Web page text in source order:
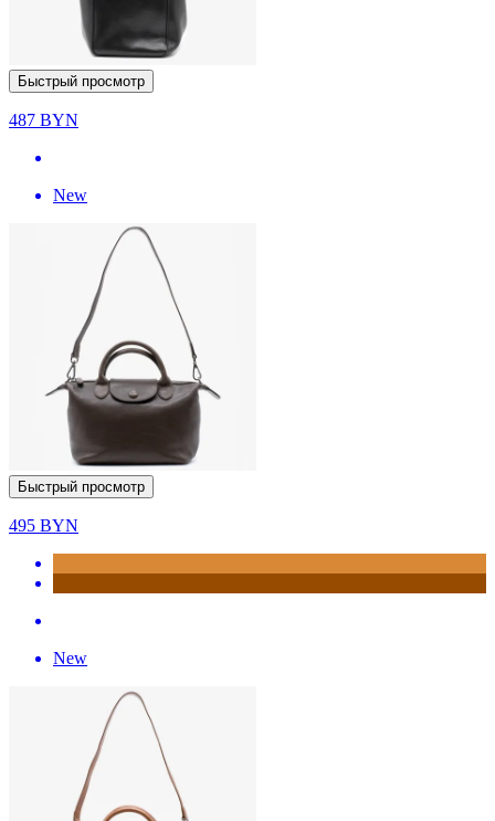
Быстрый просмотр
487 BYN
New
Быстрый просмотр
495 BYN
New